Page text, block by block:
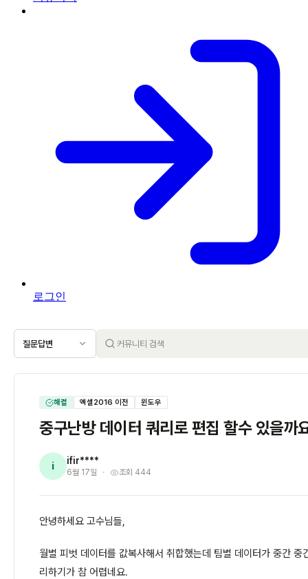
로그인
질문답변
해결 엑셀2016 이전 윈도우
중구난방 데이터 쿼리로 편집 할수 있을까
i ifir****
6월 17일 조회 444
안녕하세요 고수님들,
월별 피벗 데이터를 값복사해서 취합했는데 팀별 데이터가 중간
리하기가 참 어렵네요.